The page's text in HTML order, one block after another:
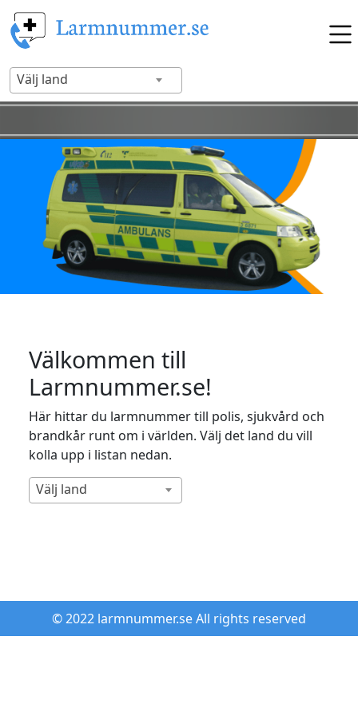
Välj land
Välkommen till
Larmnummer.se!
Här hittar du larmnummer till polis, sjukvård och
brandkår runt om i världen. Välj det land du vill
kolla upp i listan nedan.
Välj land
© 2022 larmnummer.se All rights reserved